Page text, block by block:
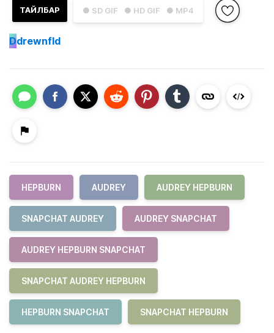
● SD GIF ● HD GIF ● MP4
ТАЙЛБАР
Ddrewnfld
HEPBURN AUDREY AUDREY HEPBURN
SNAPCHAT AUDREY AUDREY SNAPCHAT
AUDREY HEPBURN SNAPCHAT
SNAPCHAT AUDREY HEPBURN
HEPBURN SNAPCHAT SNAPCHAT HEPBURN